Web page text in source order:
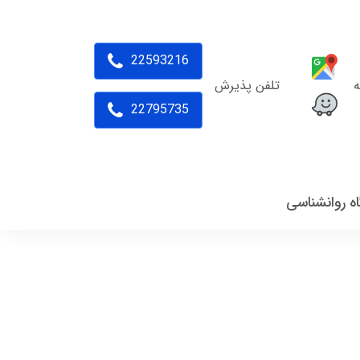
تلفن پذیرش
22593216
22795735
روانشناسی